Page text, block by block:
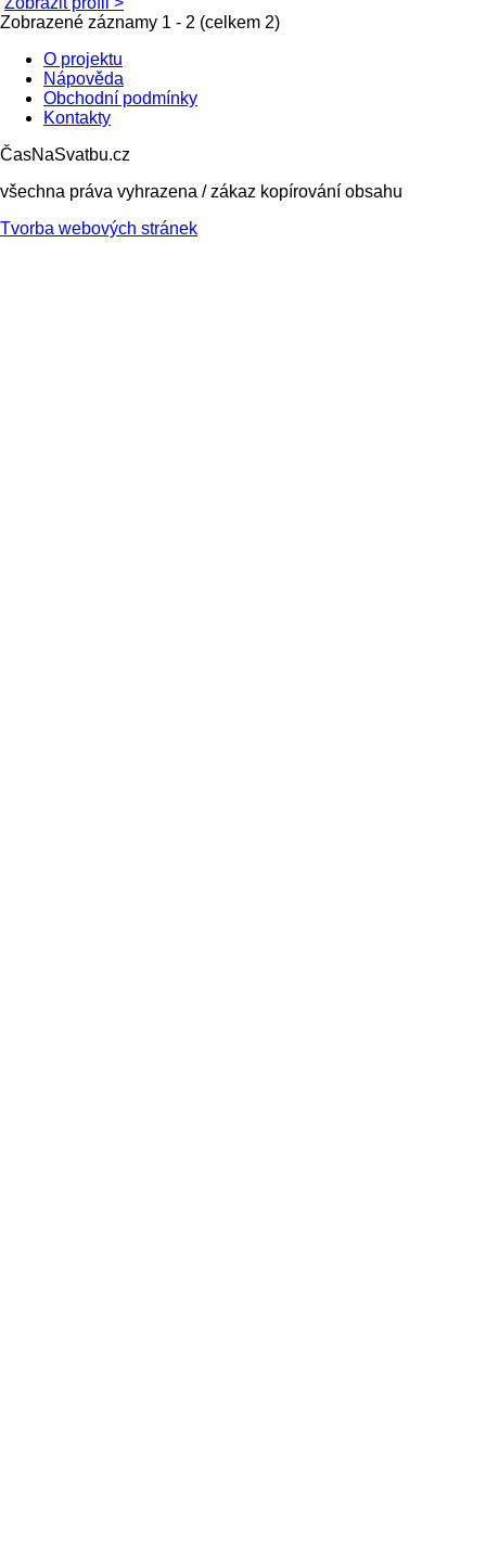
Zobrazené záznamy 1 - 2 (celkem 2)
O projektu
Nápověda
Obchodní podmínky
Kontakty
ČasNaSvatbu.cz
všechna práva vyhrazena / zákaz kopírování obsahu
Tvorba webových stránek